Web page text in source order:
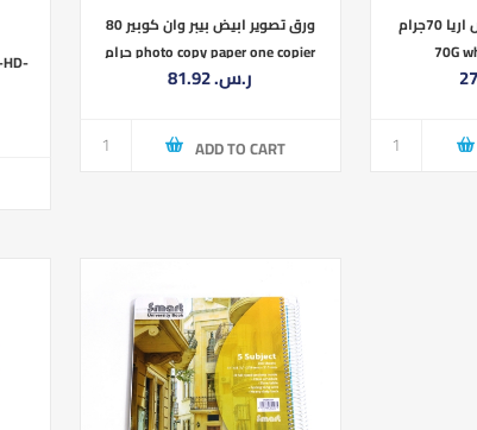
ورق تصوير ابيض بيبر وان كوبير 80
جرام photo copy paper one copier
81.92 ر.س.‏
ADD TO CART
ورق تصوير ابيض اريا 70جرام ARIA
70G